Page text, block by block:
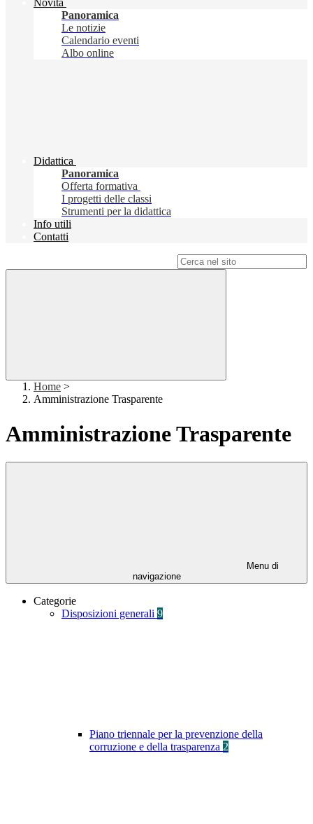
Novità
Panoramica
Le notizie
Calendario eventi
Albo online
Didattica
Panoramica
Offerta formativa
I progetti delle classi
Strumenti per la didattica
Info utili
Contatti
Home >
Amministrazione Trasparente
Amministrazione Trasparente
Menu di
navigazione
Categorie
Disposizioni generali 9
Piano triennale per la prevenzione della
corruzione e della trasparenza 2